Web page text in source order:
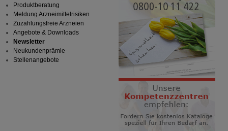
Produktberatung
Meldung Arzneimittelrisiken
Zuzahlungsfreie Arzneien
Angebote & Downloads
Newsletter
Neukundenprämie
Stellenangebote